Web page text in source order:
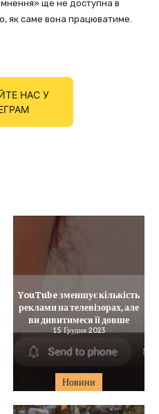
ще не доступна в
як саме вона працюватиме.
НАС У
Новини
YouTube зменшує кількість
реклами на телевізорах, але
ви дивитимеся її довше
15 Грудня 2023